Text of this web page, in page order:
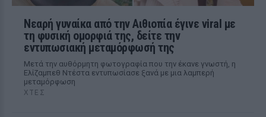
Νεαρή γυναίκα από την Αιθιοπία έγινε viral με
τη φυσική ομορφιά της, δείτε την
εντυπωσιακή μεταμόρφωσή της
Μετά την αυθόρμητη φωτογραφία που την έκανε γνωστή, η
Ελίζαμπεθ Ντέστα εντυπωσίασε ξανά με μια λαμπερή
μεταμόρφωση
ΧΤΕΣ